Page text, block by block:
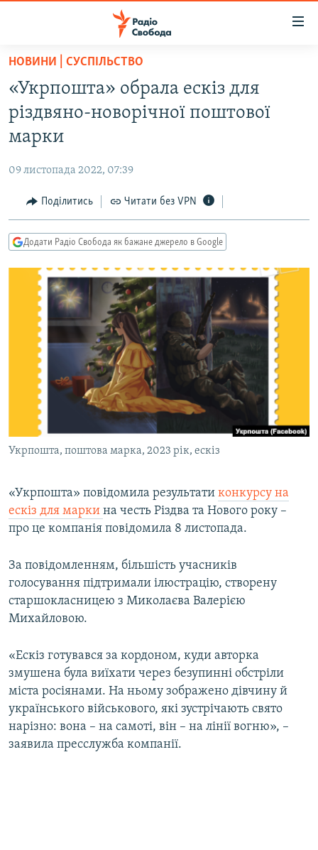
Перейти
основного
матеріалу
Перейти
до
основної
Перейти
до
пошуку
РАДІО СВОБОДА – 70 РОКІВ
ВСЕ ЗА ДОБУ
СТАТТІ
ЕКОНОМІКА
СУСПІЛЬСТВО
УКРАЇНА
СВІТ
РОСІЙСЬКА «ФІЛЬТРАЦІЯ»
ДОНБАС.РЕАЛІЇ
ТИ ЯК?
СХЕМИ
КИТАЙ.ВИКЛИКИ
МУЛЬТИМЕДІА
ФОТО
СПЕЦПРОЄКТИ
ПОДКАСТИ
КРИМ РЕАЛІЇ
УКР
КТАТ
Усі сайти RFE/RL
НОВИНИ | СУСПІЛЬСТВО
«Укрпошта» обрала ескіз для
різдвяно-новорічної поштової
марки
09 листопада 2022, 07:39
Поділитись Читати без VPN
Додати Радіо Свобода як бажане джерело в Google
Укрпошта, поштова марка, 2023 рік, ескіз
«Укрпошта» повідомила результати конкурсу на
ескіз для марки на честь Різдва та Нового року –
про це компанія повідомила 8 листопада.
За повідомленням, більшість учасників
голосування підтримали ілюстрацію, створену
старшокласницею з Миколаєва Валерією
Михайловою.
«Ескіз готувався за кордоном, куди авторка
змушена була виїхати через безупинні обстріли
міста росіянами. На ньому зображено дівчину й
українського військового, які зустрічають свято
нарізно: вона – на самоті, він – на лінії вогню», –
заявила пресслужба компанії.